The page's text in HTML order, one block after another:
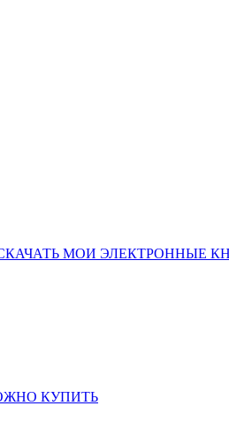
МОИ ЭЛЕКТРОННЫЕ
КУПИТЬ